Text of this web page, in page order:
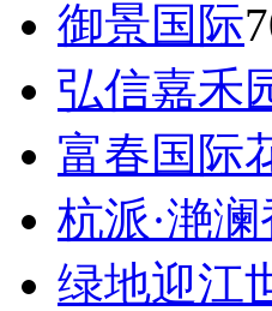
御景国际
弘信嘉禾
富春国际
杭派·滟
绿地迎江